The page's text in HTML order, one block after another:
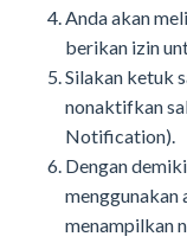
Anda akan
berikan izin
Silakan ketuk
nonaktifkan
Notification).
Dengan
menggunakan
menampilkan